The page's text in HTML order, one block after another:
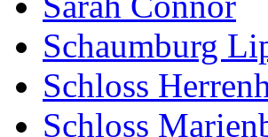
Schaumburg
Schloss
Schloss